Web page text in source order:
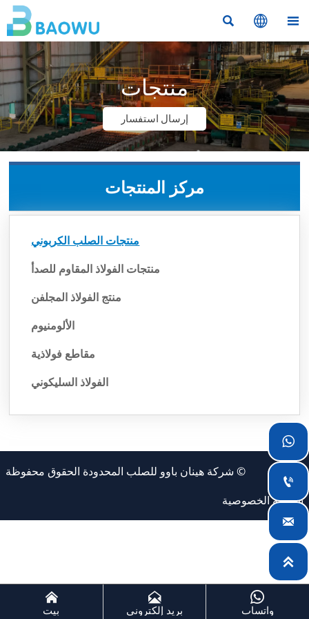
  
منتجات
إرسال استفسار
مركز المنتجات
منتجات الصلب الكربوني
منتجات الفولاذ المقاوم للصدأ
منتج الفولاذ المجلفن
الألومنيوم
مقاطع فولاذية
الفولاذ السليكوني
© شركة هينان باوو للصلب المحدودة الحقوق محفوظة
سياسة الخصوصية

بيت

بريد إلكتروني

واتساب



